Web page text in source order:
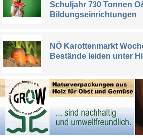
Schuljahr 730 Tonnen
Bildungseinrichtungen
NÖ Karottenmarkt
Bestände leiden unter